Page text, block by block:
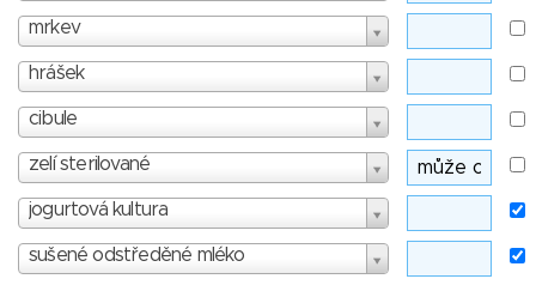
mrkev
hrášek
cibule
zelí sterilované
jogurtová kultura
sušené odstředěné mléko